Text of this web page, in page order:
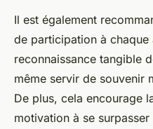
Il est également
de participation à chaque
reconnaissance tangible
même servir de souvenir
De plus, cela encourage
motivation à se